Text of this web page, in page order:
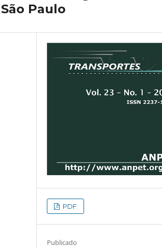
Paulo
PDF
Publicado